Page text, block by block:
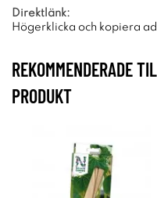
Direktlänk:
Högerklicka och kopiera
REKOMMENDERADE
PRODUKT